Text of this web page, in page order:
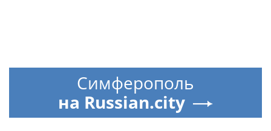
Симферополь
на Russian.city